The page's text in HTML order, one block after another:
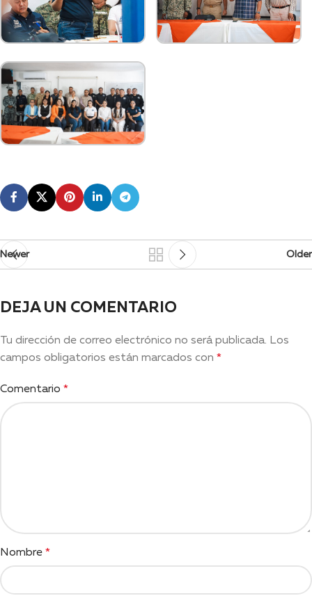
Newer Older
DEJA UN COMENTARIO
Tu dirección de correo electrónico no será publicada. Los
campos obligatorios están marcados con *
Comentario *
Nombre *